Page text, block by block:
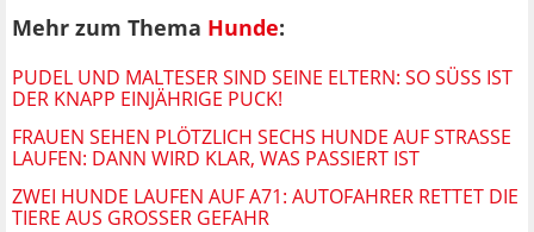
Mehr zum Thema Hunde:
PUDEL UND MALTESER SIND SEINE ELTERN: SO SÜSS IST D
ER KNAPP EINJÄHRIGE PUCK!
FRAUEN SEHEN PLÖTZLICH SECHS HUNDE AUF STRASSE L
AUFEN: DANN WIRD KLAR, WAS PASSIERT IST
ZWEI HUNDE LAUFEN AUF A71: AUTOFAHRER RETTET DIE
TIERE AUS GROSSER GEFAHR